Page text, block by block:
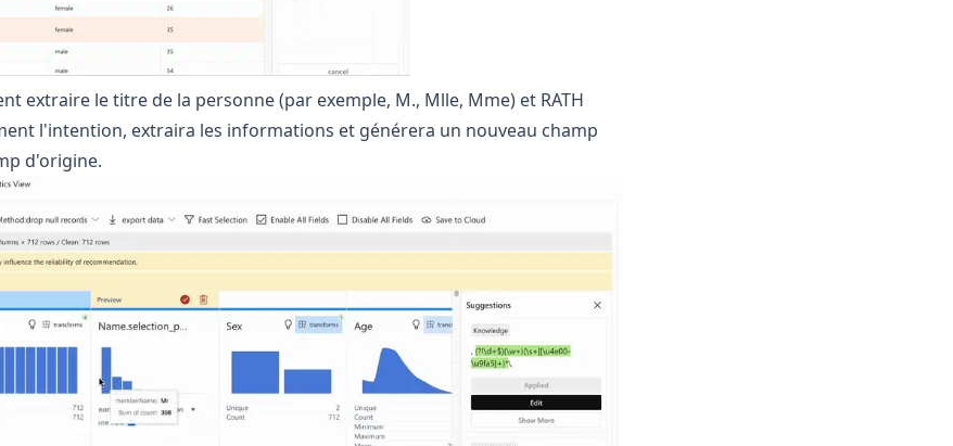
extraire le titre de la personne (par exemple, M., Mlle, Mme) et RATH
l'intention, extraira les informations et générera un nouveau champ
d'origine.